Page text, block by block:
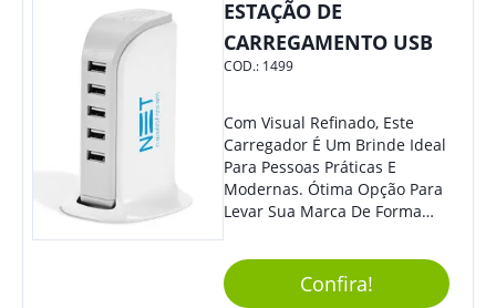
Eles Irão Adorar.
ESTAÇÃO DE
CARREGAMENTO USB
COD.: 1499
Com Visual Refinado, Este
Carregador É Um Brinde Ideal
Para Pessoas Práticas E
Modernas. Ótima Opção Para
Levar Sua Marca De Forma
Sua Empresa Em Eventos,
Reuniões Corporativas Ou Até
Mesmo Para Presentear
Confira!